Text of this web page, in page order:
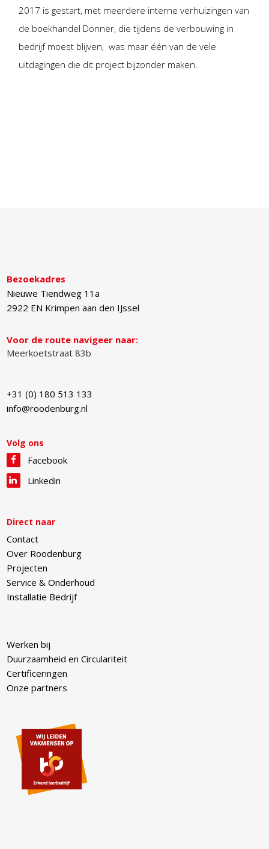
2017 is gestart, met meerdere interne verhuizingen van
de boekhandel Donner, die tijdens de verbouwing in
bedrijf moest blijven, was maar één van de vele
uitdagingen die dit project bijzonder maken.
Bezoekadres
Nieuwe Tiendweg 11a
2922 EN Krimpen aan den IJssel
Voor de route navigeer naar:
Meerkoetstraat 83b
+31 (0) 180 513 133
info@roodenburg.nl
Volg ons
Facebook
Linkedin
Direct naar
Contact
Over Roodenburg
Projecten
Service & Onderhoud
Installatie Bedrijf
Werken bij
Duurzaamheid en Circulariteit
Certificeringen
Onze partners